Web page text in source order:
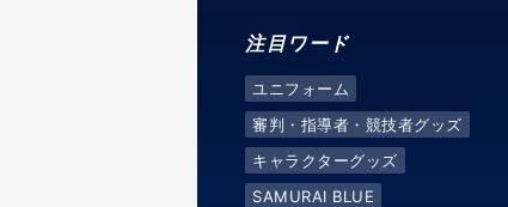
注目ワード
ユニフォーム
審判・指導者・競技者グッズ
キャラクターグッズ
SAMURAI BLUE